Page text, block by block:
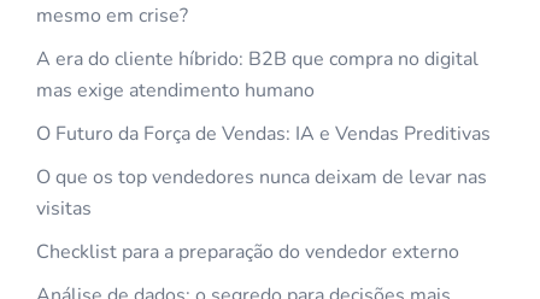
mesmo em crise?
A era do cliente híbrido: B2B que compra no digital
mas exige atendimento humano
O Futuro da Força de Vendas: IA e Vendas Preditivas
O que os top vendedores nunca deixam de levar nas
visitas
Checklist para a preparação do vendedor externo